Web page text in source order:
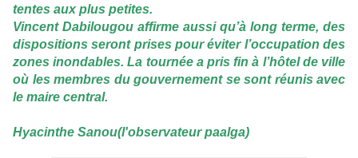
tentes aux plus petites.
Vincent Dabilougou affirme aussi qu’à long terme, des
dispositions seront prises pour éviter l’occupation des
zones inondables. La tournée a pris fin à l’hôtel de ville
où les membres du gouvernement se sont réunis avec
le maire central.
Hyacinthe Sanou(l'observateur paalga)